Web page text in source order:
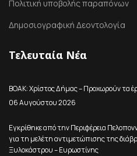
Πολιτική υποβολής παραπόνων
Δημοσιογραφική Δεοντολογία
Τελευταία Νέα
ΒΟΑΚ: Χρίστος Δήμας – Προχωρούν τα
06 Αυγούστου 2026
Εγκρίθηκε από την Περιφέρεια
για τη μελέτη αντιμετώπισης της
Ξυλοκάστρου – Ευρωστίνης